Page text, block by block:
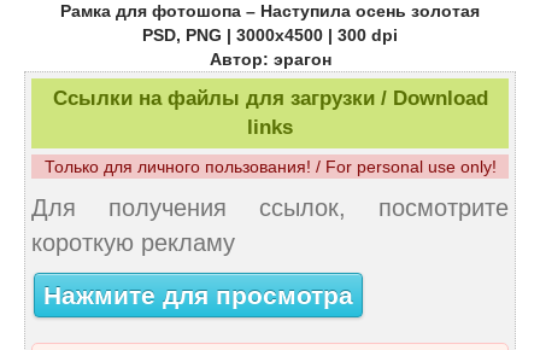
Рамка для фотошопа – Наступила осень золотая
PSD, PNG | 3000x4500 | 300 dpi
Автор: эрагон
Ссылки на файлы для загрузки / Download
links
Только для личного пользования! / For personal use only!
Для получения ссылок, посмотрите
короткую рекламу
Нажмите для просмотра